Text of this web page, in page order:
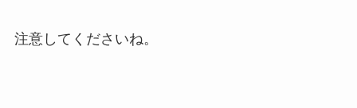
注意してくださいね。